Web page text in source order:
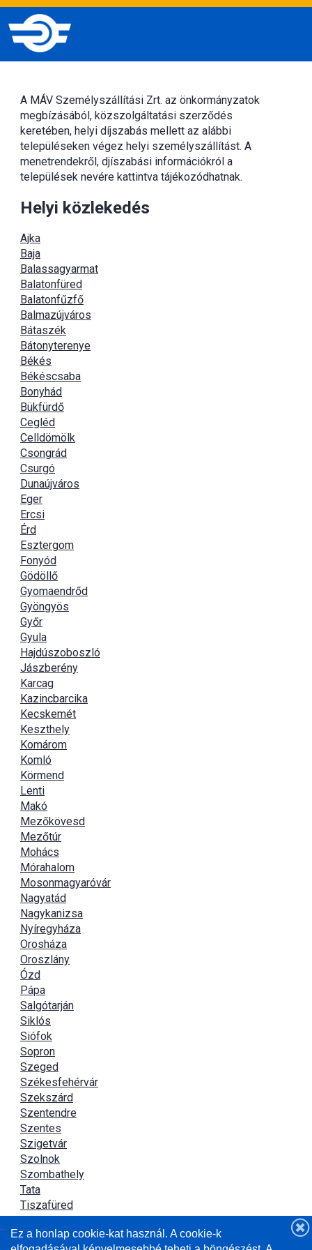
A MÁV Személyszállítási Zrt. az önkormányzatok
megbízásából, közszolgáltatási szerződés
keretében, helyi díjszabás mellett az alábbi
településeken végez helyi személyszállítást. A
menetrendekről, djíszabási információkról a
települések nevére kattintva tájékozódhatnak.
Helyi közlekedés
Ajka
Baja
Balassagyarmat
Balatonfüred
Balatonfűzfő
Balmazújváros
Bátaszék
Bátonyterenye
Békés
Békéscsaba
Bonyhád
Bükfürdő
Cegléd
Celldömölk
Csongrád
Csurgó
Dunaújváros
Eger
Ercsi
Érd
Esztergom
Fonyód
Gödöllő
Gyomaendrőd
Gyöngyös
Győr
Gyula
Hajdúszoboszló
Jászberény
Karcag
Kazincbarcika
Kecskemét
Keszthely
Komárom
Komló
Körmend
Lenti
Makó
Mezőkövesd
Mezőtúr
Mohács
Mórahalom
Mosonmagyaróvár
Nagyatád
Nagykanizsa
Nyíregyháza
Orosháza
Oroszlány
Ózd
Pápa
Salgótarján
Siklós
Siófok
Sopron
Szeged
Székesfehérvár
Szekszárd
Szentendre
Szentes
Szigetvár
Szolnok
Szombathely
Tata
Tiszafüred
Újszász
Ez a honlap cookie-kat használ. A cookie-k